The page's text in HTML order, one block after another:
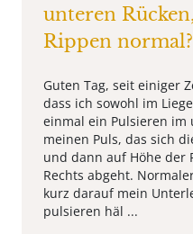
unteren
Rippen normal?
Guten Tag, seit einiger
dass ich sowohl im
einmal ein Pulsieren im
meinen Puls, das sich
und dann auf Höhe der
Rechts abgeht.
kurz darauf mein
pulsieren häl ...